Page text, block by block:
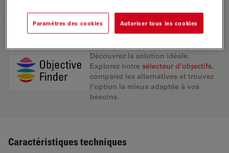
DEMANDE DE DEVIS
Découvrez la solution idéale.
Explorez notre sélecteur d’objectifs,
comparez les alternatives et trouvez
l’option la mieux adaptée à vos
besoins.
Caractéristiques techniques
Paramètres des cookies Autoriser tous les cookies